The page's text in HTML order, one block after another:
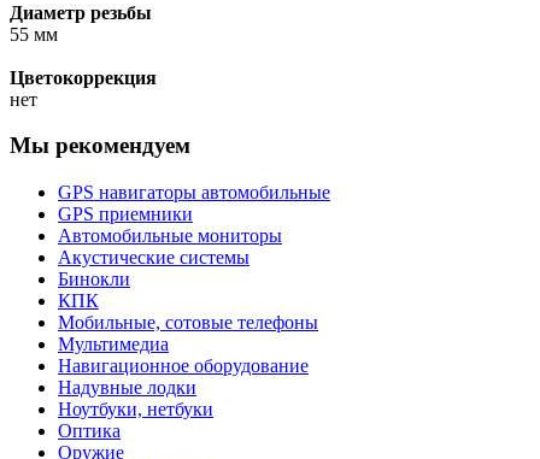
Диаметр резьбы
55 мм
Цветокоррекция
нет
Мы рекомендуем
GPS навигаторы автомобильные
GPS приемники
Автомобильные мониторы
Акустические системы
Бинокли
КПК
Мобильные, сотовые телефоны
Мультимедиа
Навигационное оборудование
Надувные лодки
Ноутбуки, нетбуки
Оптика
Оружие